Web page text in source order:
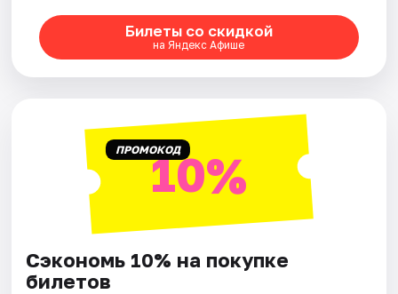
Билеты со скидкой
на Яндекс Афише
ПРОМОКОД10%
Сэкономь 10% на покупке
билетов